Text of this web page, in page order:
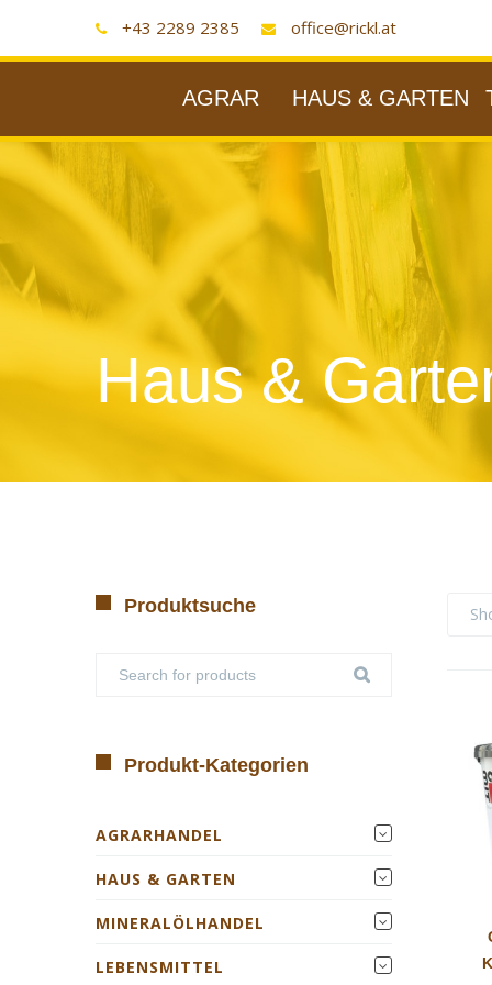
+43 2289 2385 office@rickl.at
AGRAR HAUS & GARTEN
Haus &
Produktsuche
Produkt-Kategorien
AGRARHANDEL
HAUS & GARTEN
MINERALÖLHANDEL
LEBENSMITTEL